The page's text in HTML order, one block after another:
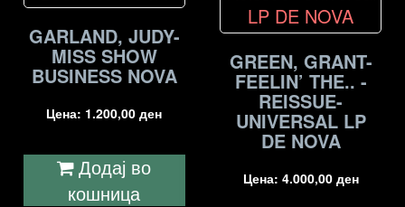
GARLAND, JUDY-
MISS SHOW
BUSINESS NOVA
Цена: 1.200,00ден
Додај во
кошница
GREEN, GRANT-
FEELIN’ THE.. -
REISSUE-
UNIVERSAL LP
DE NOVA
Цена: 4.000,00 ден